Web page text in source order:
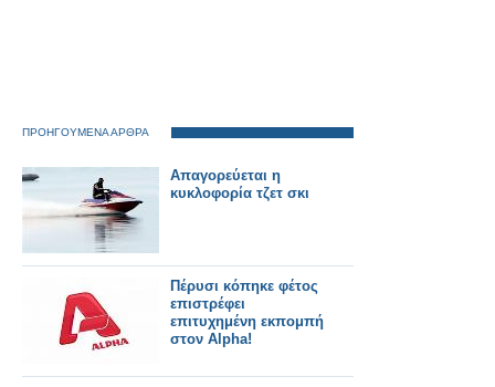
ΠΡΟΗΓΟΥΜΕΝΑ ΑΡΘΡΑ
Απαγορεύεται η
κυκλοφορία τζετ σκι
Πέρυσι κόπηκε φέτος
επιστρέφει
επιτυχημένη εκπομπή
στον Alpha!